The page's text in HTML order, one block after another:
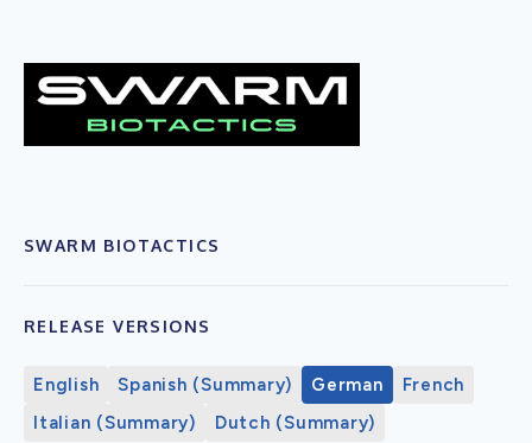
SWARM BIOTACTICS
RELEASE VERSIONS
English Spanish (Summary) German
French
Italian (Summary)
Dutch (Summary)